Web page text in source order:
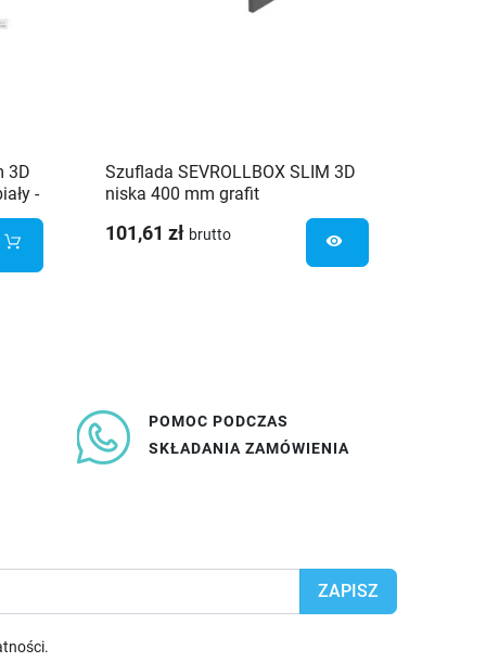
3D
-
Szuflada SEVROLLBOX SLIM 3D
niska 400 mm grafit
101,61 zł brutto visibility
POMOC PODCZAS
SKŁADANIA ZAMÓWIENIA
.